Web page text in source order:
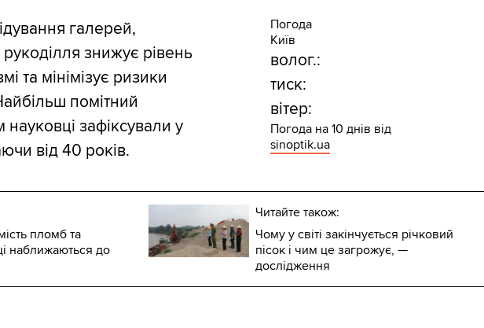
галерей,
рукоділля знижує рівень
та мінімізує ризики
помітний
зафіксували у
від 40 років.
пломб та
наближаються до
Читайте також:
Чому у світі закінчується річковий
пісок і чим це загрожує, —
дослідження
Погода
Київ
волог.:
тиск:
вітер:
Погода на 10 днів від
sinoptik.ua